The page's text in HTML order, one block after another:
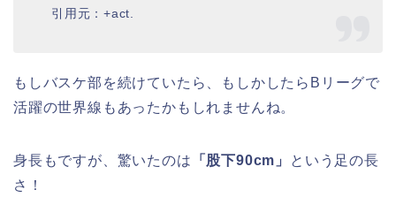
引用元：+act.
もしバスケ部を続けていたら、もしかしたらBリーグで
活躍の世界線もあったかもしれませんね。
身長もですが、驚いたのは 「股下90cm」
という足の長
さ！